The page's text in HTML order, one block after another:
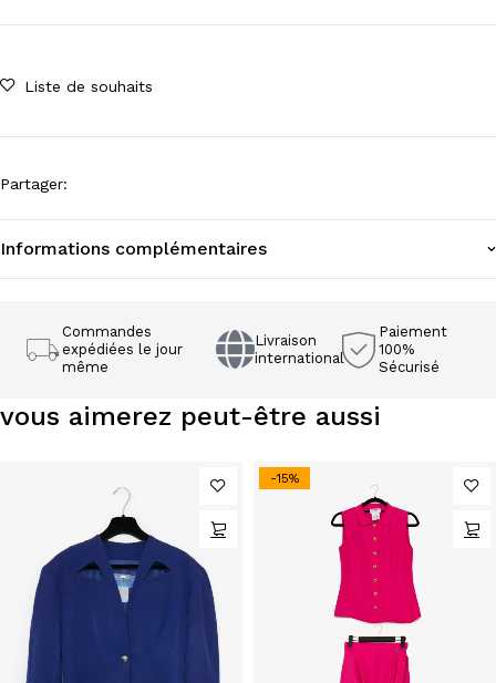
Liste de souhaits
Partager:
Informations complémentaires
Commandes
expédiées le jour
même
Livraison
international
Paiement
100%
Sécurisé
vous aimerez peut-être aussi
-15%